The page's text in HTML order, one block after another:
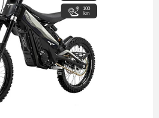
100
km